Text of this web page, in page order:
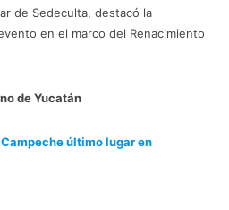
de Sedeculta, destacó la
en el marco del Renacimiento
de Yucatán
último lugar en